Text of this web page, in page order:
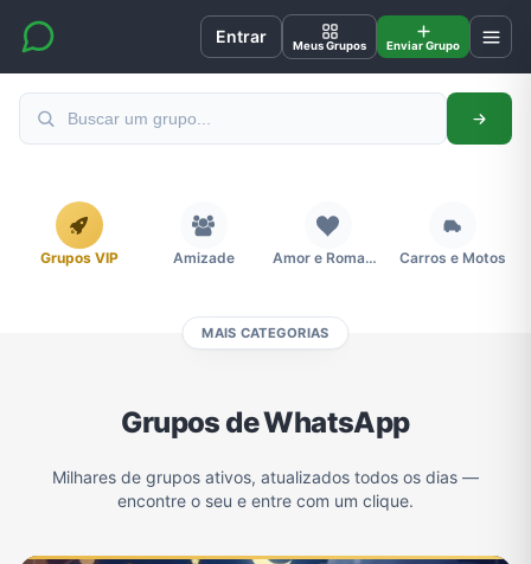
Entrar Meus Grupos Enviar Grupo
Grupos VIP Amizade Amor e Romance Carros e Motos
Eventos Fãs Figurinhas e Stickers Filmes e Séries
MAIS CATEGORIAS
Grupos de WhatsApp
Milhares de grupos ativos, atualizados todos os dias —
encontre o seu e entre com um clique.